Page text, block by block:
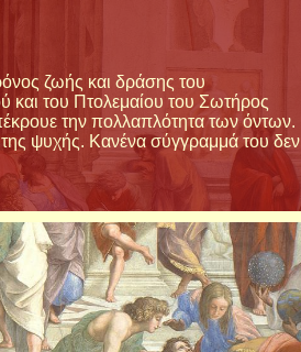
ζωής και δράσης του
και του Πτολεμαίου του Σωτήρος
την πολλαπλότητα των όντων.
ψυχής. Κανένα σύγγραμμά του δεν